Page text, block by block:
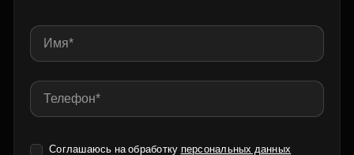
Соглашаюсь на обработку персональных данных